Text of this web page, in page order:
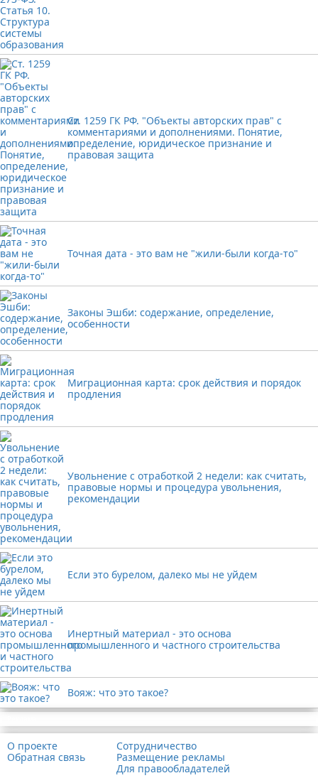
Ст. 1259 ГК РФ. "Объекты авторских прав" с
комментариями и дополнениями. Понятие,
определение, юридическое признание и
правовая защита
Точная дата - это вам не "жили-были когда-то"
Законы Эшби: содержание, определение,
особенности
Миграционная карта: срок действия и порядок
продления
Увольнение с отработкой 2 недели: как считать,
правовые нормы и процедура увольнения,
рекомендации
Если это бурелом, далеко мы не уйдем
Инертный материал - это основа
промышленного и частного строительства
Вояж: что это такое?
О проекте
Обратная связь
Сотрудничество
Размещение рекламы
Для правообладателей